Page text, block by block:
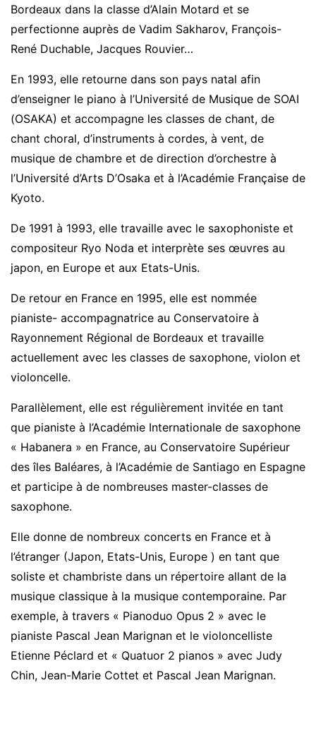
Bordeaux dans la classe d’Alain Motard et se
perfectionne auprès de Vadim Sakharov, François-
René Duchable, Jacques Rouvier…
En 1993, elle retourne dans son pays natal afin
d’enseigner le piano à l’Université de Musique de SOAI
(OSAKA) et accompagne les classes de chant, de
chant choral, d’instruments à cordes, à vent, de
musique de chambre et de direction d’orchestre à
l’Université d’Arts D’Osaka et à l’Académie Française de
Kyoto.
De 1991 à 1993, elle travaille avec le saxophoniste et
compositeur Ryo Noda et interprète ses œuvres au
japon, en Europe et aux Etats-Unis.
De retour en France en 1995, elle est nommée
pianiste- accompagnatrice au Conservatoire à
Rayonnement Régional de Bordeaux et travaille
actuellement avec les classes de saxophone, violon et
violoncelle.
Parallèlement, elle est régulièrement invitée en tant
que pianiste à l’Académie Internationale de saxophone
« Habanera » en France, au Conservatoire Supérieur
des îles Baléares, à l’Académie de Santiago en Espagne
et participe à de nombreuses master-classes de
saxophone.
Elle donne de nombreux concerts en France et à
l’étranger (Japon, Etats-Unis, Europe ) en tant que
soliste et chambriste dans un répertoire allant de la
musique classique à la musique contemporaine. Par
exemple, à travers « Pianoduo Opus 2 » avec le
pianiste Pascal Jean Marignan et le violoncelliste
Etienne Péclard et « Quatuor 2 pianos » avec Judy
Chin, Jean-Marie Cottet et Pascal Jean Marignan.